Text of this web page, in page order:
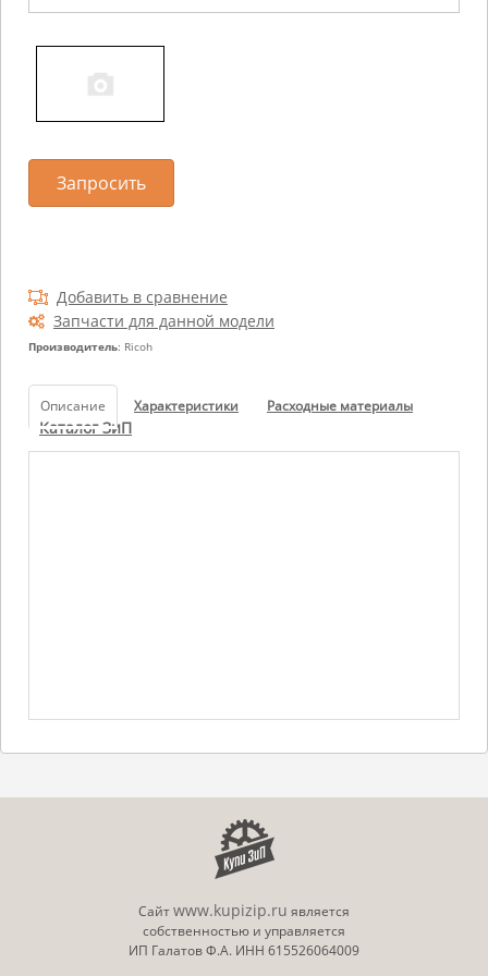
Добавить в сравнение
Запчасти для данной модели
Производитель: Ricoh
Запросить
Описание Характеристики Расходные материалы
Каталог ЗиП
Сайтwww.kupizip.ru является
собственностью и управляется
ИП Галатов Ф.А. ИНН 615526064009